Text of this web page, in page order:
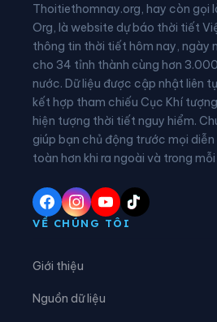
Phường Hưng Đạo
Phường Kinh Môn
Phường Lê Đại Hành
Phường Lê Thanh Nghị
Phường Nam Đồng
Phường Ngô Quyền
Phường Nguyễn Trãi
Thoitiethomnay.org, hay còn gọi
Org, là website dự báo thời tiết
thông tin thời tiết hôm nay, ngày
cho 34 tỉnh thành cùng hơn
nước. Dữ liệu được cập nhật liên
kết hợp tham chiếu Cục Khí
hiện tượng thời tiết nguy hiểm.
giúp bạn chủ động trước mọi
toàn hơn khi ra ngoài và trong
VỀ CHÚNG TÔI
Giới thiệu
Nguồn dữ liệu